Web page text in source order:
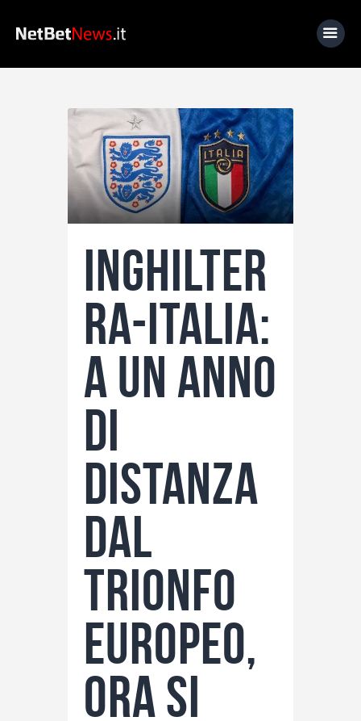
Home
News
Calcio
Basket
Lo Sapevi Che
Fantacalcio
I consigli di Giulia
Serie A
Inghilter
ra-Italia:
a un anno
di
distanza
dal
trionfo
europeo,
ora si